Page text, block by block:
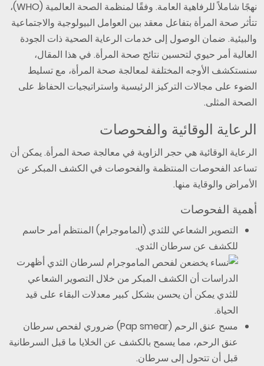
نهجًا شاملاً للرفاهية العامة. وفقًا لمنظمة الصحة العالمية (WHO)،
تتأثر صحة المرأة بتفاعل معقد بين العوامل البيولوجية والاجتماعية
والبيئية. ضمان الوصول إلى خدمات الرعاية الصحية ذات الجودة
العالية أمر حيوي لتحسين نتائج صحة المرأة. في هذا المقال،
سنستكشف الأوجه المختلفة لمعالجة صحة المرأة، مع تسليط
الضوء على مجالات التركيز الرئيسية واستراتيجيات الحفاظ على
الصحة المثلى.
الرعاية الوقائية والفحوصات
الرعاية الوقائية هي حجر الزاوية في معالجة صحة المرأة. يمكن أن
تساعد الفحوصات المنتظمة والفحوصات في الكشف المبكر عن
الأمراض والوقاية منها.
أهمية الفحوصات
التصوير الشعاعي للثدي (الماموجرام) المنتظم أمر حاسم
للكشف عن سرطان الثدي.
أظهرت
الدراسات أن الكشف المبكر من خلال التصوير الشعاعي
للثدي يمكن أن يحسن بشكل كبير معدلات البقاء على قيد
الحياة.
مسح عنق الرحم (Pap smear) ضروري لفحص سرطان
عنق الرحم، مما يسمح بالكشف عن الخلايا ما قبل السرطانية
قبل أن تتحول إلى سرطان.